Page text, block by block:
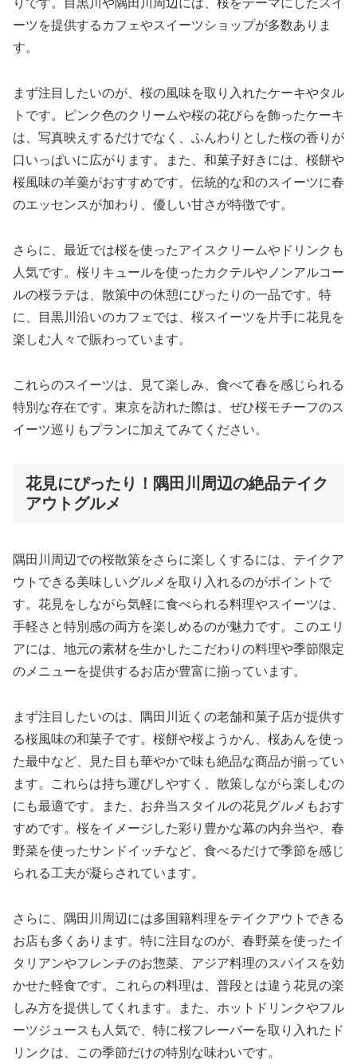
りです。目黒川や隅田川周辺には、桜をテーマにしたスイ
ーツを提供するカフェやスイーツショップが多数ありま
す。
まず注目したいのが、桜の風味を取り入れたケーキやタル
トです。ピンク色のクリームや桜の花びらを飾ったケーキ
は、写真映えするだけでなく、ふんわりとした桜の香りが
口いっぱいに広がります。また、和菓子好きには、桜餅や
桜風味の羊羹がおすすめです。伝統的な和のスイーツに春
のエッセンスが加わり、優しい甘さが特徴です。
さらに、最近では桜を使ったアイスクリームやドリンクも
人気です。桜リキュールを使ったカクテルやノンアルコー
ルの桜ラテは、散策中の休憩にぴったりの一品です。特
に、目黒川沿いのカフェでは、桜スイーツを片手に花見を
楽しむ人々で賑わっています。
これらのスイーツは、見て楽しみ、食べて春を感じられる
特別な存在です。東京を訪れた際は、ぜひ桜モチーフのス
イーツ巡りもプランに加えてみてください。
花見にぴったり！隅田川周辺の絶品テイク
アウトグルメ
隅田川周辺での桜散策をさらに楽しくするには、テイクア
ウトできる美味しいグルメを取り入れるのがポイントで
す。花見をしながら気軽に食べられる料理やスイーツは、
手軽さと特別感の両方を楽しめるのが魅力です。このエリ
アには、地元の素材を生かしたこだわりの料理や季節限定
のメニューを提供するお店が豊富に揃っています。
まず注目したいのは、隅田川近くの老舗和菓子店が提供す
る桜風味の和菓子です。桜餅や桜ようかん、桜あんを使っ
た最中など、見た目も華やかで味も絶品な商品が揃ってい
ます。これらは持ち運びしやすく、散策しながら楽しむの
にも最適です。また、お弁当スタイルの花見グルメもおす
すめです。桜をイメージした彩り豊かな幕の内弁当や、春
野菜を使ったサンドイッチなど、食べるだけで季節を感じ
られる工夫が凝らされています。
さらに、隅田川周辺には多国籍料理をテイクアウトできる
お店も多くあります。特に注目なのが、春野菜を使ったイ
タリアンやフレンチのお惣菜、アジア料理のスパイスを効
かせた軽食です。これらの料理は、普段とは違う花見の楽
しみ方を提供してくれます。また、ホットドリンクやフル
ーツジュースも人気で、特に桜フレーバーを取り入れたド
リンクは、この季節だけの特別な味わいです。